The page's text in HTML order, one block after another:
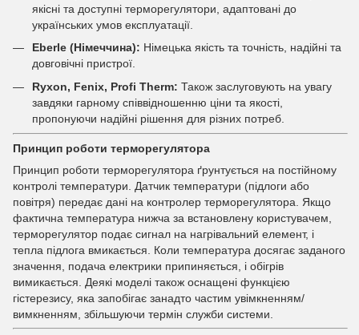
якісні та доступні терморегулятори, адаптовані до
українських умов експлуатації.
Eberle (Німеччина): Німецька якість та точність, надійні та
довговічні пристрої.
Ryxon, Fenix, Profi Therm: Також заслуговують на увагу
завдяки гарному співвідношенню ціни та якості,
пропонуючи надійні рішення для різних потреб.
Принцип роботи терморегулятора
Принцип роботи терморегулятора ґрунтується на постійному
контролі температури. Датчик температури (підлоги або
повітря) передає дані на контролер терморегулятора. Якщо
фактична температура нижча за встановлену користувачем,
терморегулятор подає сигнал на нагрівальний елемент, і
тепла підлога вмикається. Коли температура досягає заданого
значення, подача електрики припиняється, і обігрів
вимикається. Деякі моделі також оснащені функцією
гістерезису, яка запобігає занадто частим увімкненням/
вимкненням, збільшуючи термін служби системи.